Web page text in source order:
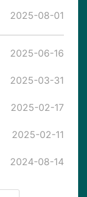
2025-08-01
2025-06-16
2025-03-31
2025-02-17
2025-02-11
2024-08-14